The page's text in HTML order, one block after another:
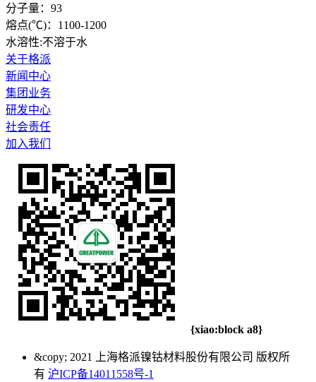
分子量：93
熔点(℃)：1100-1200
水溶性:不溶于水
关于格派
新闻中心
集团业务
研发中心
社会责任
加入我们
{xiao:block a8}
&copy; 2021 上海格派镍钴材料股份有限公司 版权所
有 沪ICP备14011558号-1